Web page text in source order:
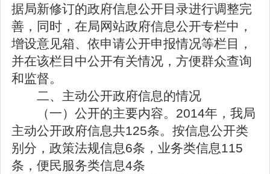
据局新修订的政府信息公开目录进行调整完
善，同时，在局网站政府信息公开专栏中，
增设意见箱、依申请公开申报情况等栏目，
并在该栏目中公开有关情况，方便群众查询
和监督。
二、主动公开政府信息的情况
（一）公开的主要内容。2014年，我局
主动公开政府信息共125条。按信息公开类
别分，政策法规信息6条，业务类信息115
条，便民服务类信息4条